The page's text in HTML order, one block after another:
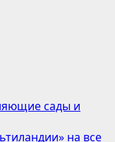
сады и
на все